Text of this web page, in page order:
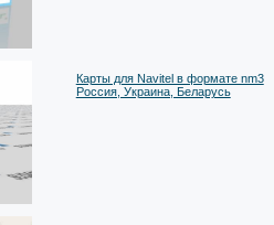
Карты для Navitel в формате nm3
Россия, Украина, Беларусь